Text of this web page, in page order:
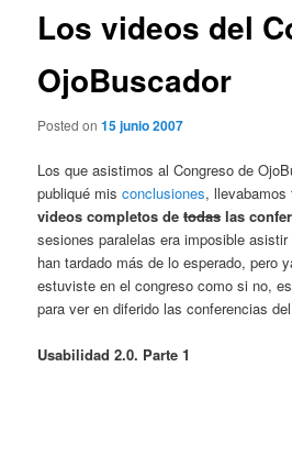
Los videos del
OjoBuscador
Posted on15 junio 2007
Los que asistimos al Congreso de
publiqué misconclusiones, llevabamos
videos completos detodas las
sesiones paralelas era imposible
han tardado más de lo esperado, pero
estuviste en el congreso como si no,
para ver en diferido las conferencias
Usabilidad 2.0. Parte 1